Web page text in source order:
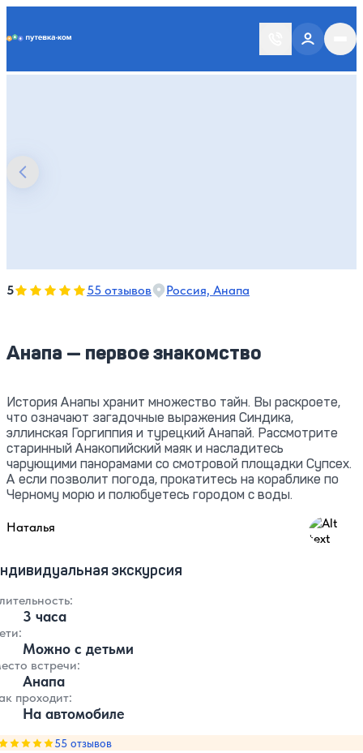
Анапа — первое знакомство
5Оценка, количество звезд:5
55 отзывов Россия, Анапа
История Анапы хранит множество тайн. Вы раскроете,
что означают загадочные выражения Синдика,
эллинская Горгиппия и турецкий Анапай. Рассмотрите
старинный Анакопийский маяк и насладитесь
чарующими панорамами со смотровой площадки Супсех.
А если позволит погода, прокатитесь на кораблике по
Черному морю и полюбуетесь городом с воды.
Наталья
4.83
экскурсия
3 часа
Можно с детьми
встречи:
Анапа
проходит:
На автомобиле
количество звезд:
55 отзывов